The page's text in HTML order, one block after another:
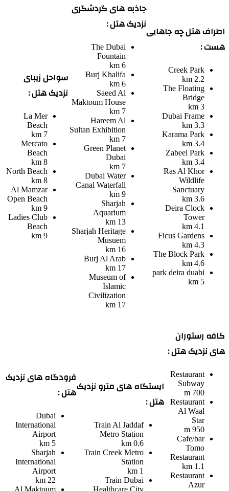
اطراف هتل چه جاهایی
هست :
Creek Park
2.2 km
The Floating
Bridge
3 km
Dubai Frame
3.3 km
Karama Park
3.4 km
Zabeel Park
3.4 km
Ras Al Khor
Wildlife
Sanctuary
3.6 km
Deira Clock
Tower
4.1 km
Ficus Gardens
4.3 km
The Block Park
4.6 km
park deira duabi
5 km
جاذبه های گردشگری
نزدیک هتل :
The Dubai
Fountain
6 km
Burj Khalifa
6 km
Saeed Al
Maktoum House
7 km
Hareem Al
Sultan Exhibition
7 km
Green Planet
Dubai
7 km
Dubai Water
Canal Waterfall
9 km
Sharjah
Aquarium
13 km
Sharjah Heritage
Musuem
16 km
Burj Al Arab
17 km
Museum of
Islamic
Civilization
17 km
سواحل زیبای
نزدیک هتل :
La Mer
Beach
7 km
Mercato
Beach
8 km
North Beach
8 km
Al Mamzar
Open Beach
9 km
Ladies Club
Beach
9 km
کافه رستوران
های نزدیک هتل :
Restaurant
Subway
700 m
Restaurant
Al Waal
Star
950 m
Cafe/bar
Tomo
Restaurant
1.1 km
Restaurant
Azur
ایستگاه های مترو نزدیک
هتل :
Train Al Jaddaf
Metro Station
0.6 km
TrainCreek Metro
Station
1 km
TrainDubai
فرودگاه های نزدیک
هتل :
Dubai
International
Airport
5 km
Sharjah
International
Airport
22 km